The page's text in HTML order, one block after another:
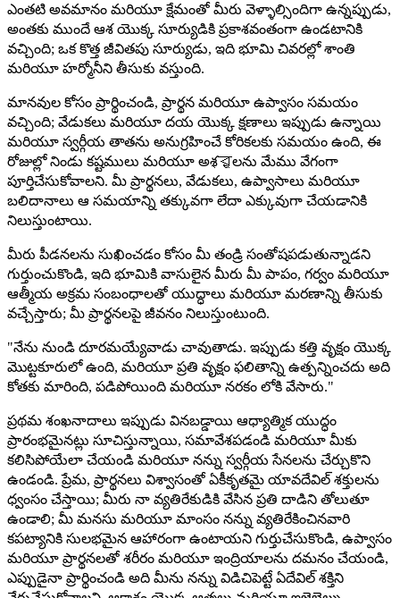
ఎంతటి అవమానం మరియూ క్షేమంతో మీరు వెళ్ళాల్సిందిగా ఉన్నప్పుడు,
అంతకు ముందే ఆశ యొక్క సూర్యుడికి ప్రకాశవంతంగా ఉండటానికి
వచ్చింది; ఒక కొత్త జీవితపు సూర్యుడు, ఇది భూమి చివరల్లో శాంతి
మరియూ హర్మోనీని తీసుకు వస్తుంది.
మానవుల కోసం ప్రార్థించండి, ప్రార్థన మరియూ ఉప్వాసం సమయం
వచ్చింది; వేడుకలు మరియూ దయ యొక్క క్షణాలు ఇప్పుడు ఉన్నాయి
మరియూ స్వర్గీయ తాతను అనుగ్రహించే కోరికలకు సమయం ఉంది, ఈ
రోజుల్లో నిండు కష్టములు మరియూ అశ্রুలను మేము వేగంగా
పూర్తిచేసుకోవాలని. మీ ప్రార్థనలు, వేడుకలు, ఉప్వాసాలు మరియూ
బలిదానాలు ఆ సమయాన్ని తక్కువగా లేదా ఎక్కువుగా చేయడానికి
నిలుస్తుంటాయి.
మీరు పీడనలను సుఖించడం కోసం మీ తండ్రి సంతోషపడుతున్నాడని
గుర్తుంచుకొండి, ఇది భూమికి వాసులైన మీరు మీ పాపం, గర్వం మరియూ
ఆత్మీయ అక్రమ సంబంధాలతో యుద్ధాలు మరియూ మరణాన్ని తీసుకు
వచ్చేస్తారు; మీ ప్రార్థనలపై జీవనం నిలుస్తుంటుంది.
"నేను నుండి దూరమయ్యేవాడు చావుతాడు. ఇప్పుడు కత్తి వృక్షం యొక్క
మొట్టకూరులో ఉంది, మరియూ ప్రతి వృక్షం ఫలితాన్ని ఉత్పన్నించదు అది
కోతకు మారింది, పడిపోయింది మరియూ నరకం లోకి వేసారు."
ప్రథమ శంఖనాదాలు ఇప్పుడు వినబడ్డాయి ఆధ్యాత్మిక యుద్ధం
ప్రారంభమైనట్లు సూచిస్తున్నాయి, సమావేశపడండి మరియూ మీకు
కలిసిపోయేలా చేయండి మరియూ నన్ను స్వర్గీయ సేనలను చేర్చుకొని
ఉండండి. ప్రేమ, ప్రార్థనలు విశ్వాసంతో ఏకీకృతమై యావదేవిల్ శక్తులను
ధ్వంసం చేస్తాయి; మీరు నా వ్యతిరేకుడికి వేసిన ప్రతి దాడిని తోలుతూ
ఉండాలి; మీ మనసు మరియూ మాంసం నన్ను వ్యతిరేకించినవారి
కపట్యానికి సులభమైన ఆహారంగా ఉంటాయని గుర్తుచేసుకొండి, ఉప్వాసం
మరియూ ప్రార్థనలతో శరీరం మరియూ ఇంద్రియాలను దమనం చేయండి,
ఎప్పుడైనా ప్రార్థించండి అది మీను నన్ను విడిచిపెట్టే ఏదేవిల్ శక్తిని